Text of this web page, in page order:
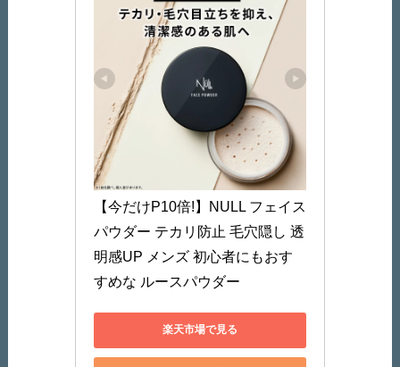
【今だけP10倍!】NULL フェイス
パウダー テカリ防止 毛穴隠し 透
明感UP メンズ 初心者にもおす
すめな ルースパウダー
楽天市場で見る